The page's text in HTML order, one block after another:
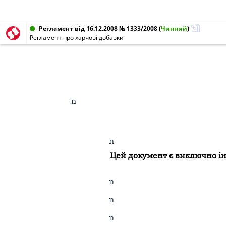
Регламент від 16.12.2008 № 1333/2008(Чинний)
Регламент про харчові добавки
n
n
Цей документ є виключно
n
n
n